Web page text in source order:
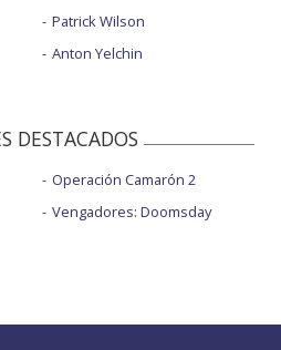
Patrick Wilson
Anton Yelchin
DESTACADOS
Operación Camarón 2
Vengadores: Doomsday